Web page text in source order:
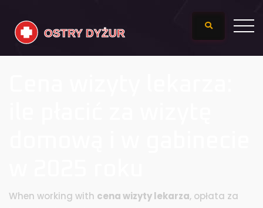
When working with cena wizyty lekarza, opłata za